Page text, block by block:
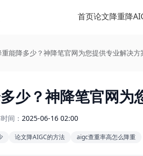
首页论文降重降
能降多少？神降笔官网为您提供专业解决方
少？神降笔官网为
间： 2025-06-16 02:00
论文降AIGC的方法 aigc查重率高怎么降重